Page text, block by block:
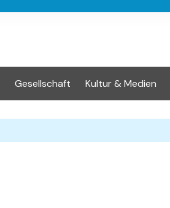
Gesellschaft Kultur & Medien